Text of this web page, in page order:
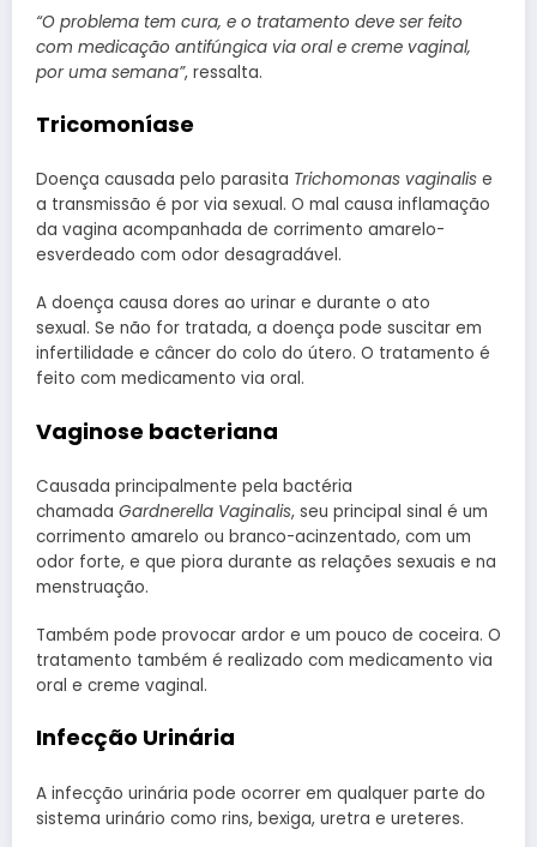
“O problema tem cura, e o tratamento deve ser feito
com medicação antifúngica via oral e creme vaginal,
por uma semana”, ressalta.
Tricomoníase
Doença causada pelo parasita Trichomonas vaginalis e
a transmissão é por via sexual. O mal causa inflamação
da vagina acompanhada de corrimento amarelo-
esverdeado com odor desagradável.
A doença causa dores ao urinar e durante o ato
sexual. Se não for tratada, a doença pode suscitar em
infertilidade e câncer do colo do útero. O tratamento é
feito com medicamento via oral.
Vaginose bacteriana
Causada principalmente pela bactéria
chamada Gardnerella Vaginalis, seu principal sinal é um
corrimento amarelo ou branco-acinzentado, com um
odor forte, e que piora durante as relações sexuais e na
menstruação.
Também pode provocar ardor e um pouco de coceira. O
tratamento também é realizado com medicamento via
oral e creme vaginal.
Infecção Urinária
A infecção urinária pode ocorrer em qualquer parte do
sistema urinário como rins, bexiga, uretra e ureteres.